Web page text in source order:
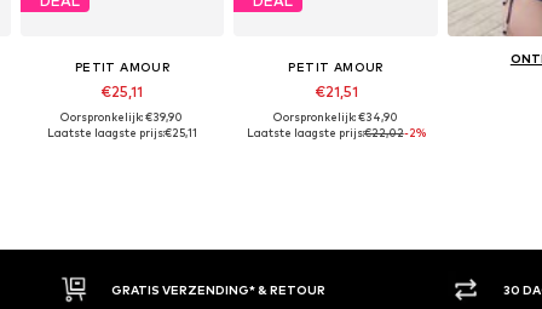
PETIT AMOUR
€25,11
Oorspronkelijk: €39,90
Laatste laagste prijs:€25,11
PETIT AMOUR
€21,51
Oorspronkelijk: €34,90
Laatste laagste prijs:€22,02-2%
GRATIS VERZENDING* & RETOUR 30 DAGEN